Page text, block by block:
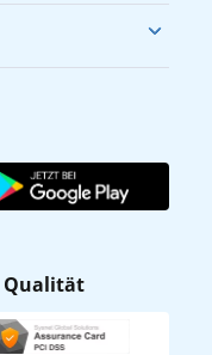
Qualität